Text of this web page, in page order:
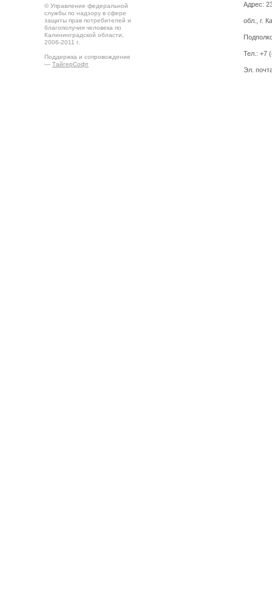
© Управление федеральной
службы по надзору в сфере
защиты прав потребителей и
благополучия человека по
Калининградской области,
2006-2011 г.
Поддержка и сопровождение
— ТайгерСофт
Адрес:
обл., г.
Тел.: +7
Эл.